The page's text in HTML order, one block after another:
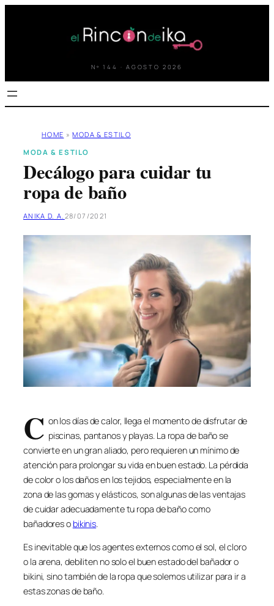
Nº 144 · AGOSTO 2026
HOME » MODA & ESTILO
MODA & ESTILO
Decálogo para cuidar tu
ropa de baño
ANIKA D. A. 28/07/2021
C on los días de calor, llega el momento de disfrutar de
piscinas, pantanos y playas. La ropa de baño se
convierte en un gran aliado, pero requieren un mínimo de
atención para prolongar su vida en buen estado. La pérdida
de color o los daños en los tejidos, especialmente en la
zona de las gomas y elásticos, son algunas de las ventajas
de cuidar adecuadamente tu ropa de baño como
bañadores o bikinis.
Es inevitable que los agentes externos como el sol, el cloro
o la arena, debiliten no solo el buen estado del bañador o
bikini, sino también de la ropa que solemos utilizar para ir a
estas zonas de baño.